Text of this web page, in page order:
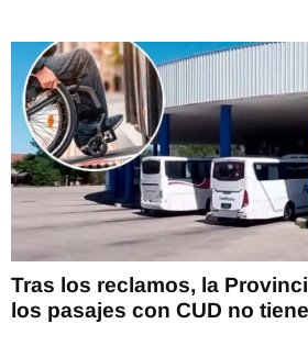
Tras los reclamos, la
los pasajes con CUD no